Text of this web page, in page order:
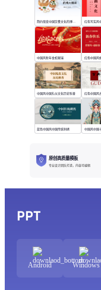
简约渐变中国饮食文化的博大精深 红色写实风
中国风新年金蛇献瑞 红色中国风
中国风中国礼仪文化历史科普 红色中国风
蓝色中国风中国传统刺绣 中国风中国
原创高质量模板
专业设计团队打造，内容可编辑
PPT
Android Windows